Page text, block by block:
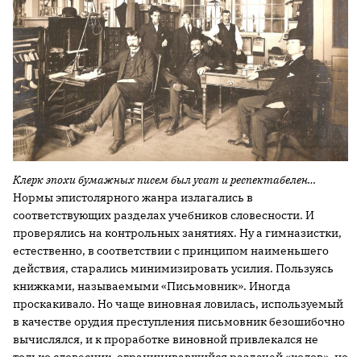
Клерк эпохи бумажных писем был усат и респектабелен…
Нормы эпистолярного жанра излагались в
соответствующих разделах учебников словесности. И
проверялись на контрольных занятиях. Ну а гимназистки,
естественно, в соответствии с принципом наименьшего
действия, старались минимизировать усилия. Пользуясь
книжками, называемыми «Письмовник». Иногда
проскакивало. Но чаще виновная ловилась, используемый
в качестве орудия преступления письмовник безошибочно
вычислялся, и к проработке виновной привлекался не